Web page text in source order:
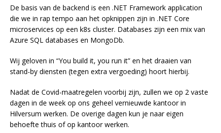
De basis van de backend is een .NET Framework application
die we in rap tempo aan het opknippen zijn in .NET Core
microservices op een k8s cluster. Databases zijn een mix van
Azure SQL databases en MongoDb.
Wij geloven in “You build it, you run it” en het draaien van
stand-by diensten (tegen extra vergoeding) hoort hierbij.
Nadat de Covid-maatregelen voorbij zijn, zullen we op 2 vaste
dagen in de week op ons geheel vernieuwde kantoor in
Hilversum werken. De overige dagen kun je naar eigen
behoefte thuis of op kantoor werken.